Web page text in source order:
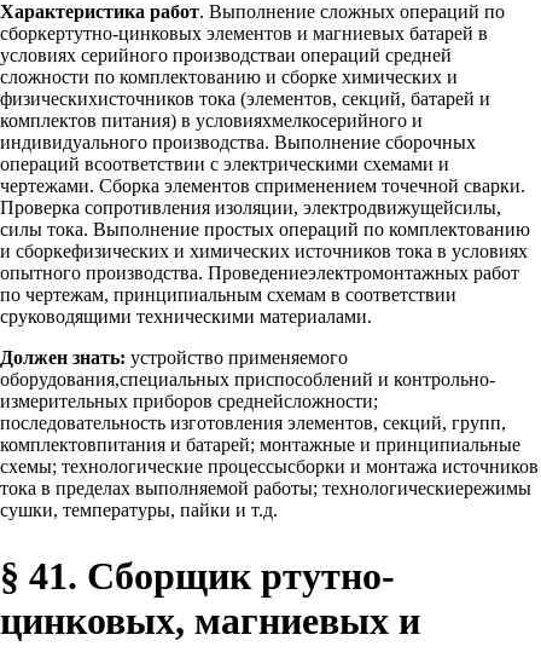
Характеристика работ. Выполнение сложных операций по
сборкертутно-цинковых элементов и магниевых батарей в
условиях серийного производстваи операций средней
сложности по комплектованию и сборке химических и
физическихисточников тока (элементов, секций, батарей и
комплектов питания) в условияхмелкосерийного и
индивидуального производства. Выполнение сборочных
операций всоответствии с электрическими схемами и
чертежами. Сборка элементов сприменением точечной сварки.
Проверка сопротивления изоляции, электродвижущейсилы,
силы тока. Выполнение простых операций по комплектованию
и сборкефизических и химических источников тока в условиях
опытного производства. Проведениеэлектромонтажных работ
по чертежам, принципиальным схемам в соответствии
сруководящими техническими материалами.
Должен знать: устройство применяемого
оборудования,специальных приспособлений и контрольно-
измерительных приборов среднейсложности;
последовательность изготовления элементов, секций, групп,
комплектовпитания и батарей; монтажные и принципиальные
схемы; технологические процессысборки и монтажа источников
тока в пределах выполняемой работы; технологическиережимы
сушки, температуры, пайки и т.д.
§ 41. Сборщик ртутно-
цинковых, магниевых и